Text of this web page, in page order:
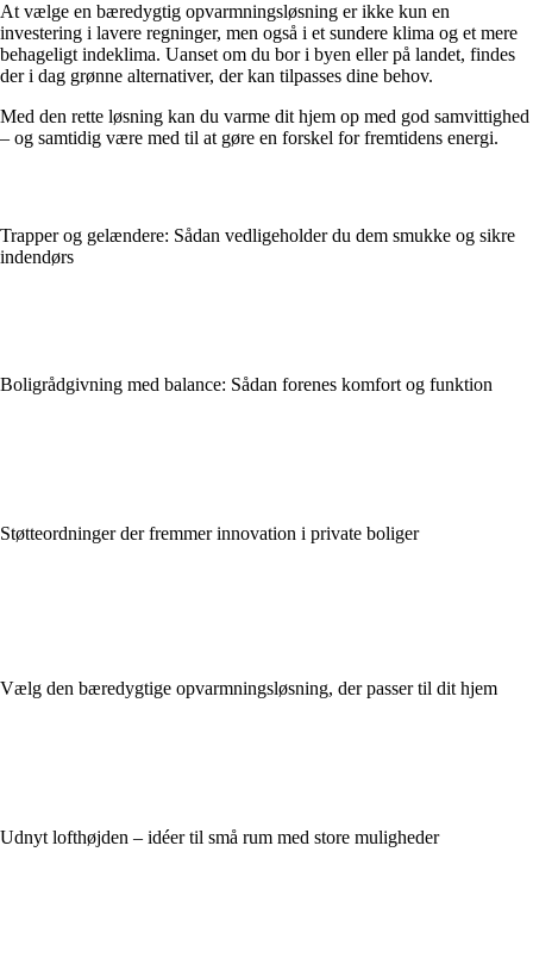
At vælge en bæredygtig opvarmningsløsning er ikke kun en
investering i lavere regninger, men også i et sundere klima og et mere
behageligt indeklima. Uanset om du bor i byen eller på landet, findes
der i dag grønne alternativer, der kan tilpasses dine behov.
Med den rette løsning kan du varme dit hjem op med god samvittighed
– og samtidig være med til at gøre en forskel for fremtidens energi.
Trapper og gelændere: Sådan vedligeholder du dem smukke og sikre
indendørs
Boligrådgivning med balance: Sådan forenes komfort og funktion
Støtteordninger der fremmer innovation i private boliger
Vælg den bæredygtige opvarmningsløsning, der passer til dit hjem
Udnyt lofthøjden – idéer til små rum med store muligheder